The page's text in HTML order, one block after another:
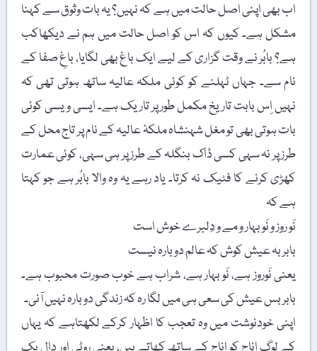
اب بھی اپنی اصل حالت میں ہے کہ نہیں؟ یہ بات وثوق سے کہنا
مشکل ہے۔ کیوں کہ اس کو اصل حالت میں ہم نے دیکھاکب
ہے؟ بابُر نے وقت گزاری کے لیے ایک باغ بھی لگایا، باغِ صفا کے
نام سے۔ جہاں ٹہلنے کو کوئی ملکہ عالیہ ساتھ ہوتی تھی کہ
نہیں اِس بابت تاریخ مکمل طور پر تاریک ہے۔ ایسی ویسی کوئی
بات ہوتی بھی تو مغل شہنشاہ ملکۂ عالیہ کے نام پر تاج محل کے
طرز پر نہ سہی کسی ڈاک بنگلہ کے طرز پر ہی سہی، کوئی عمارت
کھڑی کرنے کا فٹیک نہ کرتا۔ یاد رہے یہ وہ والا بابُر ہے جو کہتا
ہے کہ
نَو روز و نَوبہار و مے و دِلبرے خوش است
بابر بہ عیش کوش کہ عالم دوبارہ نیست
یعنی نَوروز ہے، نَو بہار ہے، شراب ہے خوب صورت محبوب ہے۔
بابر بس عیش کی سعی ہی میں لگا رہ کہ زندگی دوبارہ نہیں آنی۔
اپنی خودنوشت میں وہ تعجب کا اظہار کرکے لکھتاہے کہ یہاں